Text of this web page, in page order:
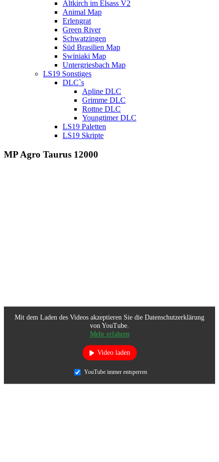
Altkirch im Elsass V2
Animal Map
Erlengrat
Green River
Schwatzingen
Süd Brasilien Map
Swiniaki Map
Untergriesbach Map
LS19 Sonstiges
DLC`s
Apline DLC
Grimme DLC
Rottne DLC
Youngtimer DLC
LS19 Paletten
LS19 Skripte
MP Agro Taurus 12000
Mit dem Laden des Videos akzeptieren Sie die Datenschutzerklärung
von YouTube.
Mehr erfahren
Video laden
YouTube immer entsperren